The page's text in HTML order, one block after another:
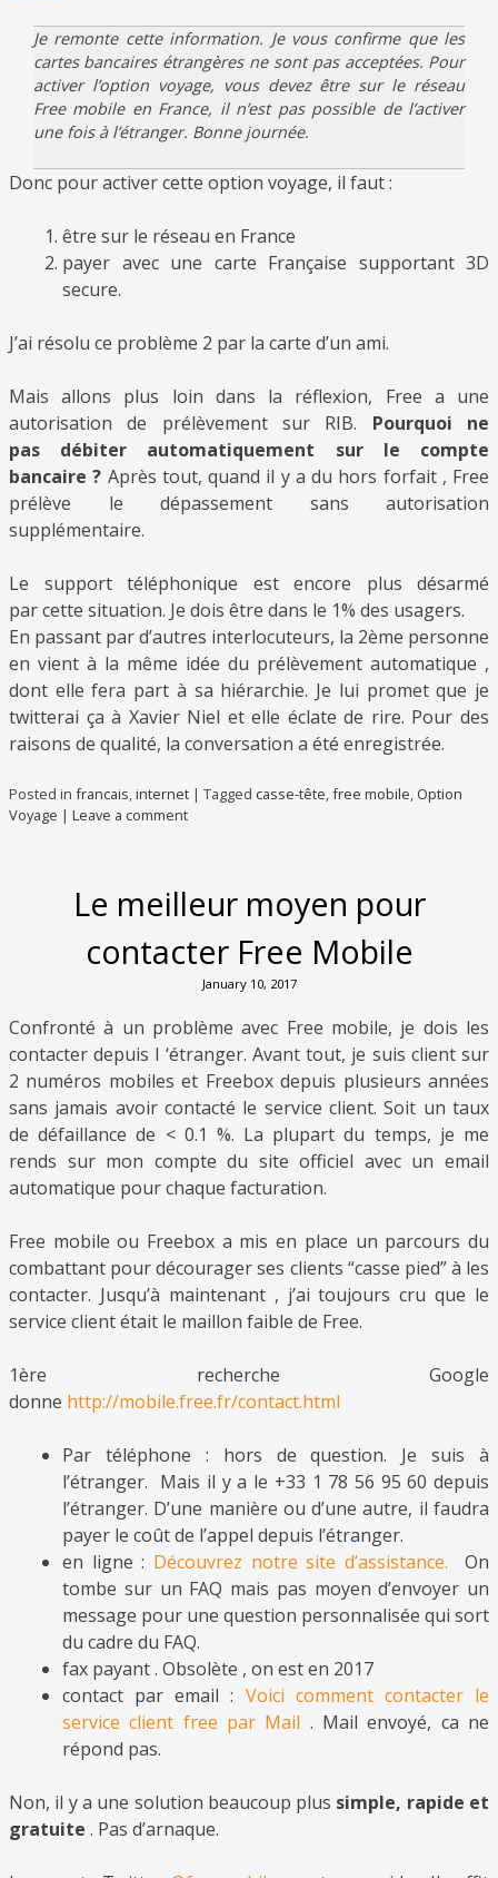
Je remonte cette information. Je vous confirme que les
cartes bancaires étrangères ne sont pas acceptées. Pour
activer l’option voyage, vous devez être sur le réseau
Free mobile en France, il n’est pas possible de l’activer
une fois à l’étranger. Bonne journée.
Donc pour activer cette option voyage, il faut :
être sur le réseau en France
payer avec une carte Française supportant 3D
secure.
J’ai résolu ce problème 2 par la carte d’un ami.
Mais allons plus loin dans la réflexion, Free a une
autorisation de prélèvement sur RIB. Pourquoi ne
pas débiter automatiquement sur le compte
bancaire ? Après tout, quand il y a du hors forfait , Free
prélève le dépassement sans autorisation
supplémentaire.
Le support téléphonique est encore plus désarmé
par cette situation. Je dois être dans le 1% des usagers.
En passant par d’autres interlocuteurs, la 2ème personne
en vient à la même idée du prélèvement automatique ,
dont elle fera part à sa hiérarchie. Je lui promet que je
twitterai ça à Xavier Niel et elle éclate de rire. Pour des
raisons de qualité, la conversation a été enregistrée.
Posted in francais,internet | Tagged casse-tête,free mobile, Option
Voyage | Leave a comment
Le meilleur moyen pour
contacter Free Mobile
January 10, 2017
Confronté à un problème avec Free mobile, je dois les
contacter depuis l ‘étranger. Avant tout, je suis client sur
2 numéros mobiles et Freebox depuis plusieurs années
sans jamais avoir contacté le service client. Soit un taux
de défaillance de < 0.1 %. La plupart du temps, je me
rends sur mon compte du site officiel avec un email
automatique pour chaque facturation.
Free mobile ou Freebox a mis en place un parcours du
combattant pour décourager ses clients “casse pied” à les
contacter. Jusqu’à maintenant , j’ai toujours cru que le
service client était le maillon faible de Free.
1ère recherche Google
donne http://mobile.free.fr/contact.html
Par téléphone : hors de question. Je suis à
l’étranger. Mais il y a le +33 1 78 56 95 60 depuis
l’étranger. D’une manière ou d’une autre, il faudra
payer le coût de l’appel depuis l’étranger.
en ligne : Découvrez notre site d’assistance. On
tombe sur un FAQ mais pas moyen d’envoyer un
message pour une question personnalisée qui sort
du cadre du FAQ.
fax payant . Obsolète , on est en 2017
contact par email : Voici comment contacter le
service client free par Mail . Mail envoyé, ca ne
répond pas.
Non, il y a une solution beaucoup plus simple, rapide et
gratuite . Pas d’arnaque.